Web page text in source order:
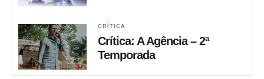
CRÍTICA
Crítica: A Agência – 2ª
Temporada